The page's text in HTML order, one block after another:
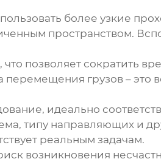
более узкие
пространством.
позволяет сократить
грузов – это
идеально
типу направляющих и
реальным задачам.
возникновения